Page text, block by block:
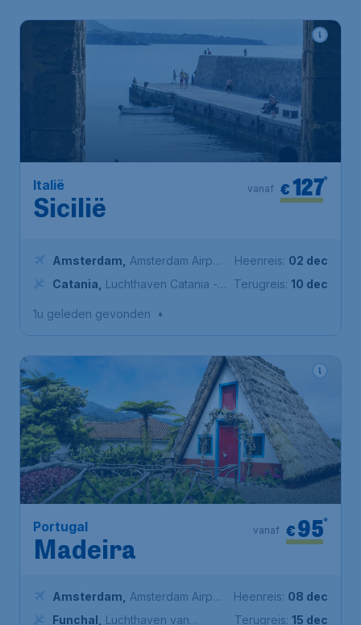
Italië
Sicilië
€127*
vanaf
Amsterdam
Amsterdam Airport
Schiphol
Catania
Luchthaven Catania -
Heenreis: 02 dec
Terugreis: 10 dec
1u geleden gevonden •
Portugal
Madeira
€95*
vanaf
Amsterdam
Amsterdam Airport
Schiphol
Funchal
Luchthaven van
Heenreis: 08 dec
Terugreis: 15 dec